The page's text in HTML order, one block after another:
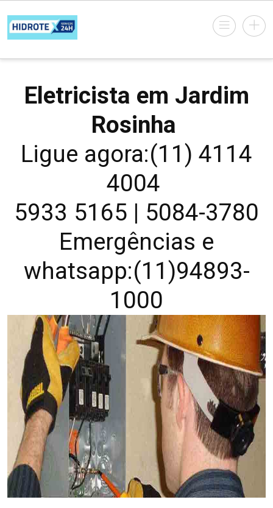
Eletricista em Jardim
Rosinha
Ligue agora:(11) 4114
4004
5933 5165 | 5084-3780
Emergências e
whatsapp:(11)94893-
1000